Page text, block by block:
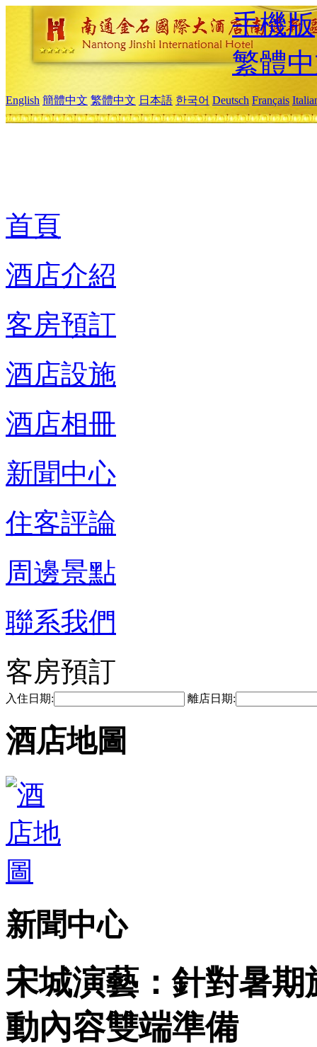
手機版
繁體
English 簡體中文 繁體中文 日本語 한국어 Deutsch Français
首頁
酒店介紹
客房預訂
酒店設施
酒店相冊
新聞中心
住客評論
周邊景點
聯系我們
客房預訂
入住日期: 離店日期:
酒店地圖
新聞中心
宋城演藝：針對暑
動內容雙端準備